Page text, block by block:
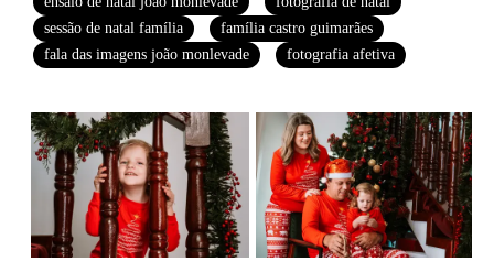
sessão de natal família
família castro guimarães
fala das imagens joão monlevade
fotografia afetiva